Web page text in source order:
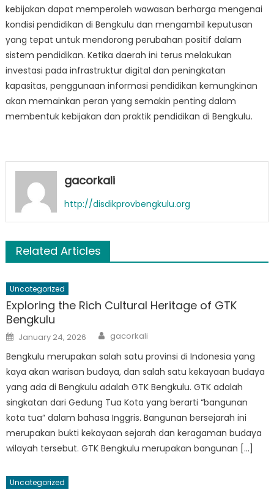
kebijakan dapat memperoleh wawasan berharga mengenai
kondisi pendidikan di Bengkulu dan mengambil keputusan
yang tepat untuk mendorong perubahan positif dalam
sistem pendidikan. Ketika daerah ini terus melakukan
investasi pada infrastruktur digital dan peningkatan
kapasitas, penggunaan informasi pendidikan kemungkinan
akan memainkan peran yang semakin penting dalam
membentuk kebijakan dan praktik pendidikan di Bengkulu.
gacorkali
http://disdikprovbengkulu.org
Related Articles
Uncategorized
Exploring the Rich Cultural Heritage of GTK
Bengkulu
Posted
on
January 24, 2026 Author
gacorkali
Bengkulu merupakan salah satu provinsi di Indonesia yang
kaya akan warisan budaya, dan salah satu kekayaan budaya
yang ada di Bengkulu adalah GTK Bengkulu. GTK adalah
singkatan dari Gedung Tua Kota yang berarti “bangunan
kota tua” dalam bahasa Inggris. Bangunan bersejarah ini
merupakan bukti kekayaan sejarah dan keragaman budaya
wilayah tersebut. GTK Bengkulu merupakan bangunan […]
Uncategorized